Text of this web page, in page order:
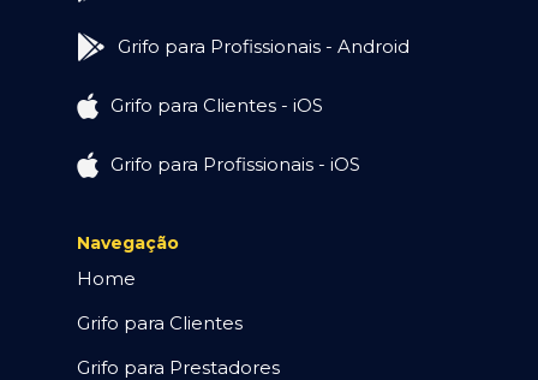
Grifo para Profissionais - Android
Grifo para Clientes - iOS
Grifo para Profissionais - iOS
Navegação
Home
Grifo para Clientes
Grifo para Prestadores